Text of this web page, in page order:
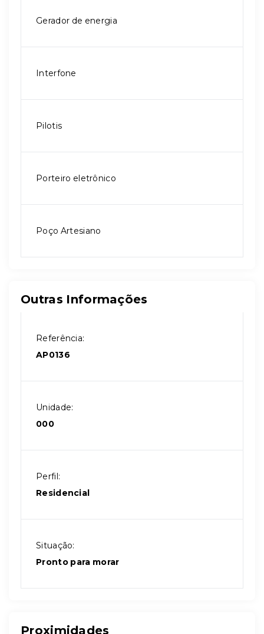
Gerador de energia
Interfone
Pilotis
Porteiro eletrônico
Poço Artesiano
Outras Informações
Referência:
AP0136
Unidade:
000
Perfil:
Residencial
Situação:
Pronto para morar
Proximidades